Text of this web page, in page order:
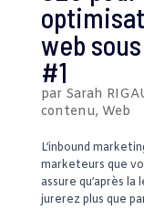
web
#1
par Sarah
contenu, Web
L’inbound
marketeurs que
assure qu’après
jurerez plus que